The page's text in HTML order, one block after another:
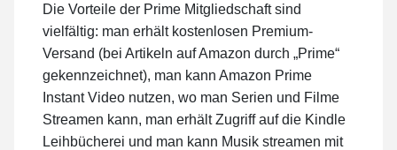
Die Vorteile der Prime Mitgliedschaft sind
vielfältig: man erhält kostenlosen Premium-
Versand (bei Artikeln auf Amazon durch „Prime“
gekennzeichnet), man kann Amazon Prime
Instant Video nutzen, wo man Serien und Filme
Streamen kann, man erhält Zugriff auf die Kindle
Leihbücherei und man kann Musik streamen mit